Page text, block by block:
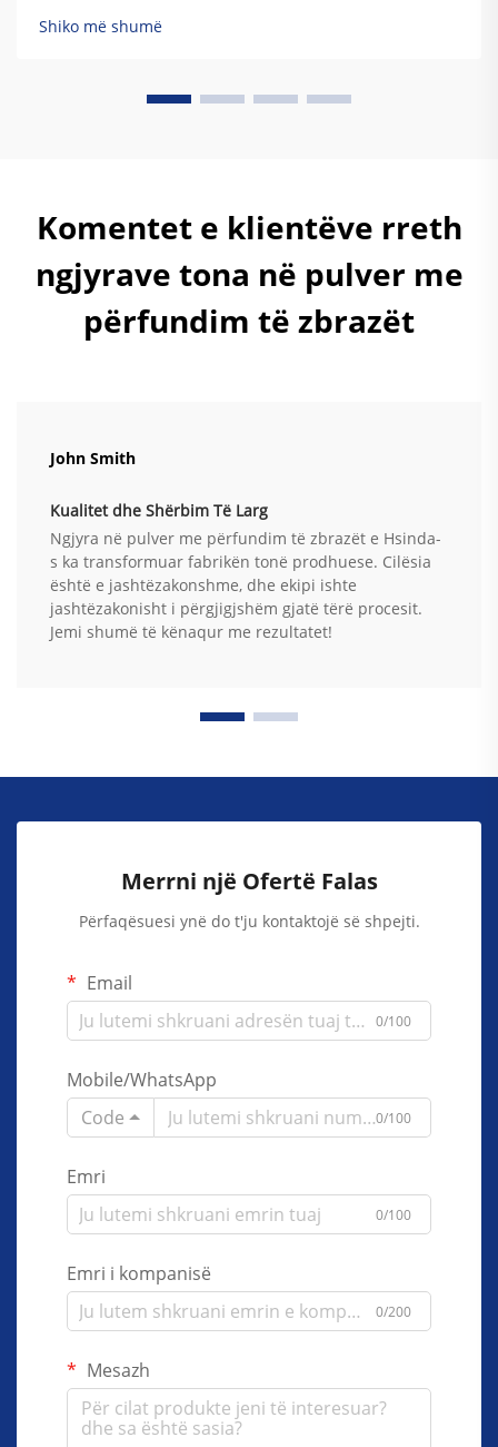
Mjediset Acidike/Alkaline. Llojet e ndryshme të
përshkruajtjeve me pluhur mbështeten në kimia të
Shiko më shumë
Komentet e klientëve rreth
ngjyrave tona në pulver me
përfundim të zbrazët
John Smith
Kualitet dhe Shërbim Të Larg
Ngjyra në pulver me përfundim të zbrazët e Hsinda-
s ka transformuar fabrikën tonë prodhuese. Cilësia
është e jashtëzakonshme, dhe ekipi ishte
jashtëzakonisht i përgjigjshëm gjatë tërë procesit.
Jemi shumë të kënaqur me rezultatet!
Merrni një Ofertë Falas
Përfaqësuesi ynë do t'ju kontaktojë së shpejti.
Email
0/100
Mobile/WhatsApp
Code
0/100
Emri
0/100
Emri i kompanisë
0/200
Mesazh